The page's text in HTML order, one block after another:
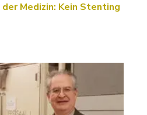
Medizin: Kein Stenting